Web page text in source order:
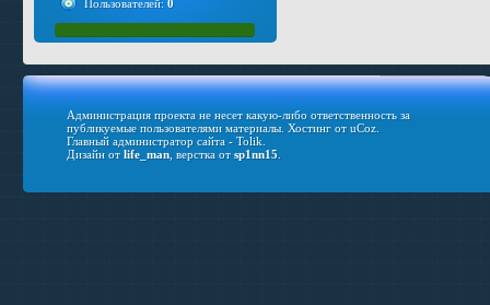
Пользователей: 0
Администрация проекта не несет какую-либо ответственность за
публикуемые пользователями материалы. Хостинг отuCoz.
Главный администратор сайта - Tolik.
Дизайн отlife_man, верстка отsp1nn15.